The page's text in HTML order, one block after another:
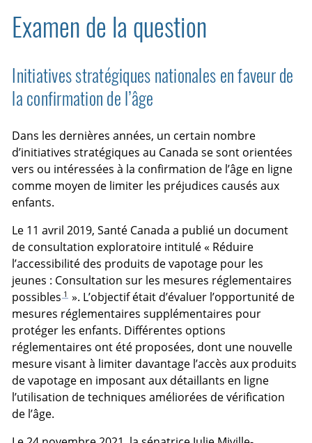
Examen de la question
Initiatives stratégiques nationales en faveur de
la confirmation de l’âge
Dans les dernières années, un certain nombre
d’initiatives stratégiques au Canada se sont orientées
vers ou intéressées à la confirmation de l’âge en ligne
comme moyen de limiter les préjudices causés aux
enfants.
Le 11 avril 2019, Santé Canada a publié un document
de consultation exploratoire intitulé « Réduire
l’accessibilité des produits de vapotage pour les
jeunes : Consultation sur les mesures réglementaires
possibles 1 ». L’objectif était d’évaluer l’opportunité de
mesures réglementaires supplémentaires pour
protéger les enfants. Différentes options
réglementaires ont été proposées, dont une nouvelle
mesure visant à limiter davantage l’accès aux produits
de vapotage en imposant aux détaillants en ligne
l’utilisation de techniques améliorées de vérification
de l’âge.